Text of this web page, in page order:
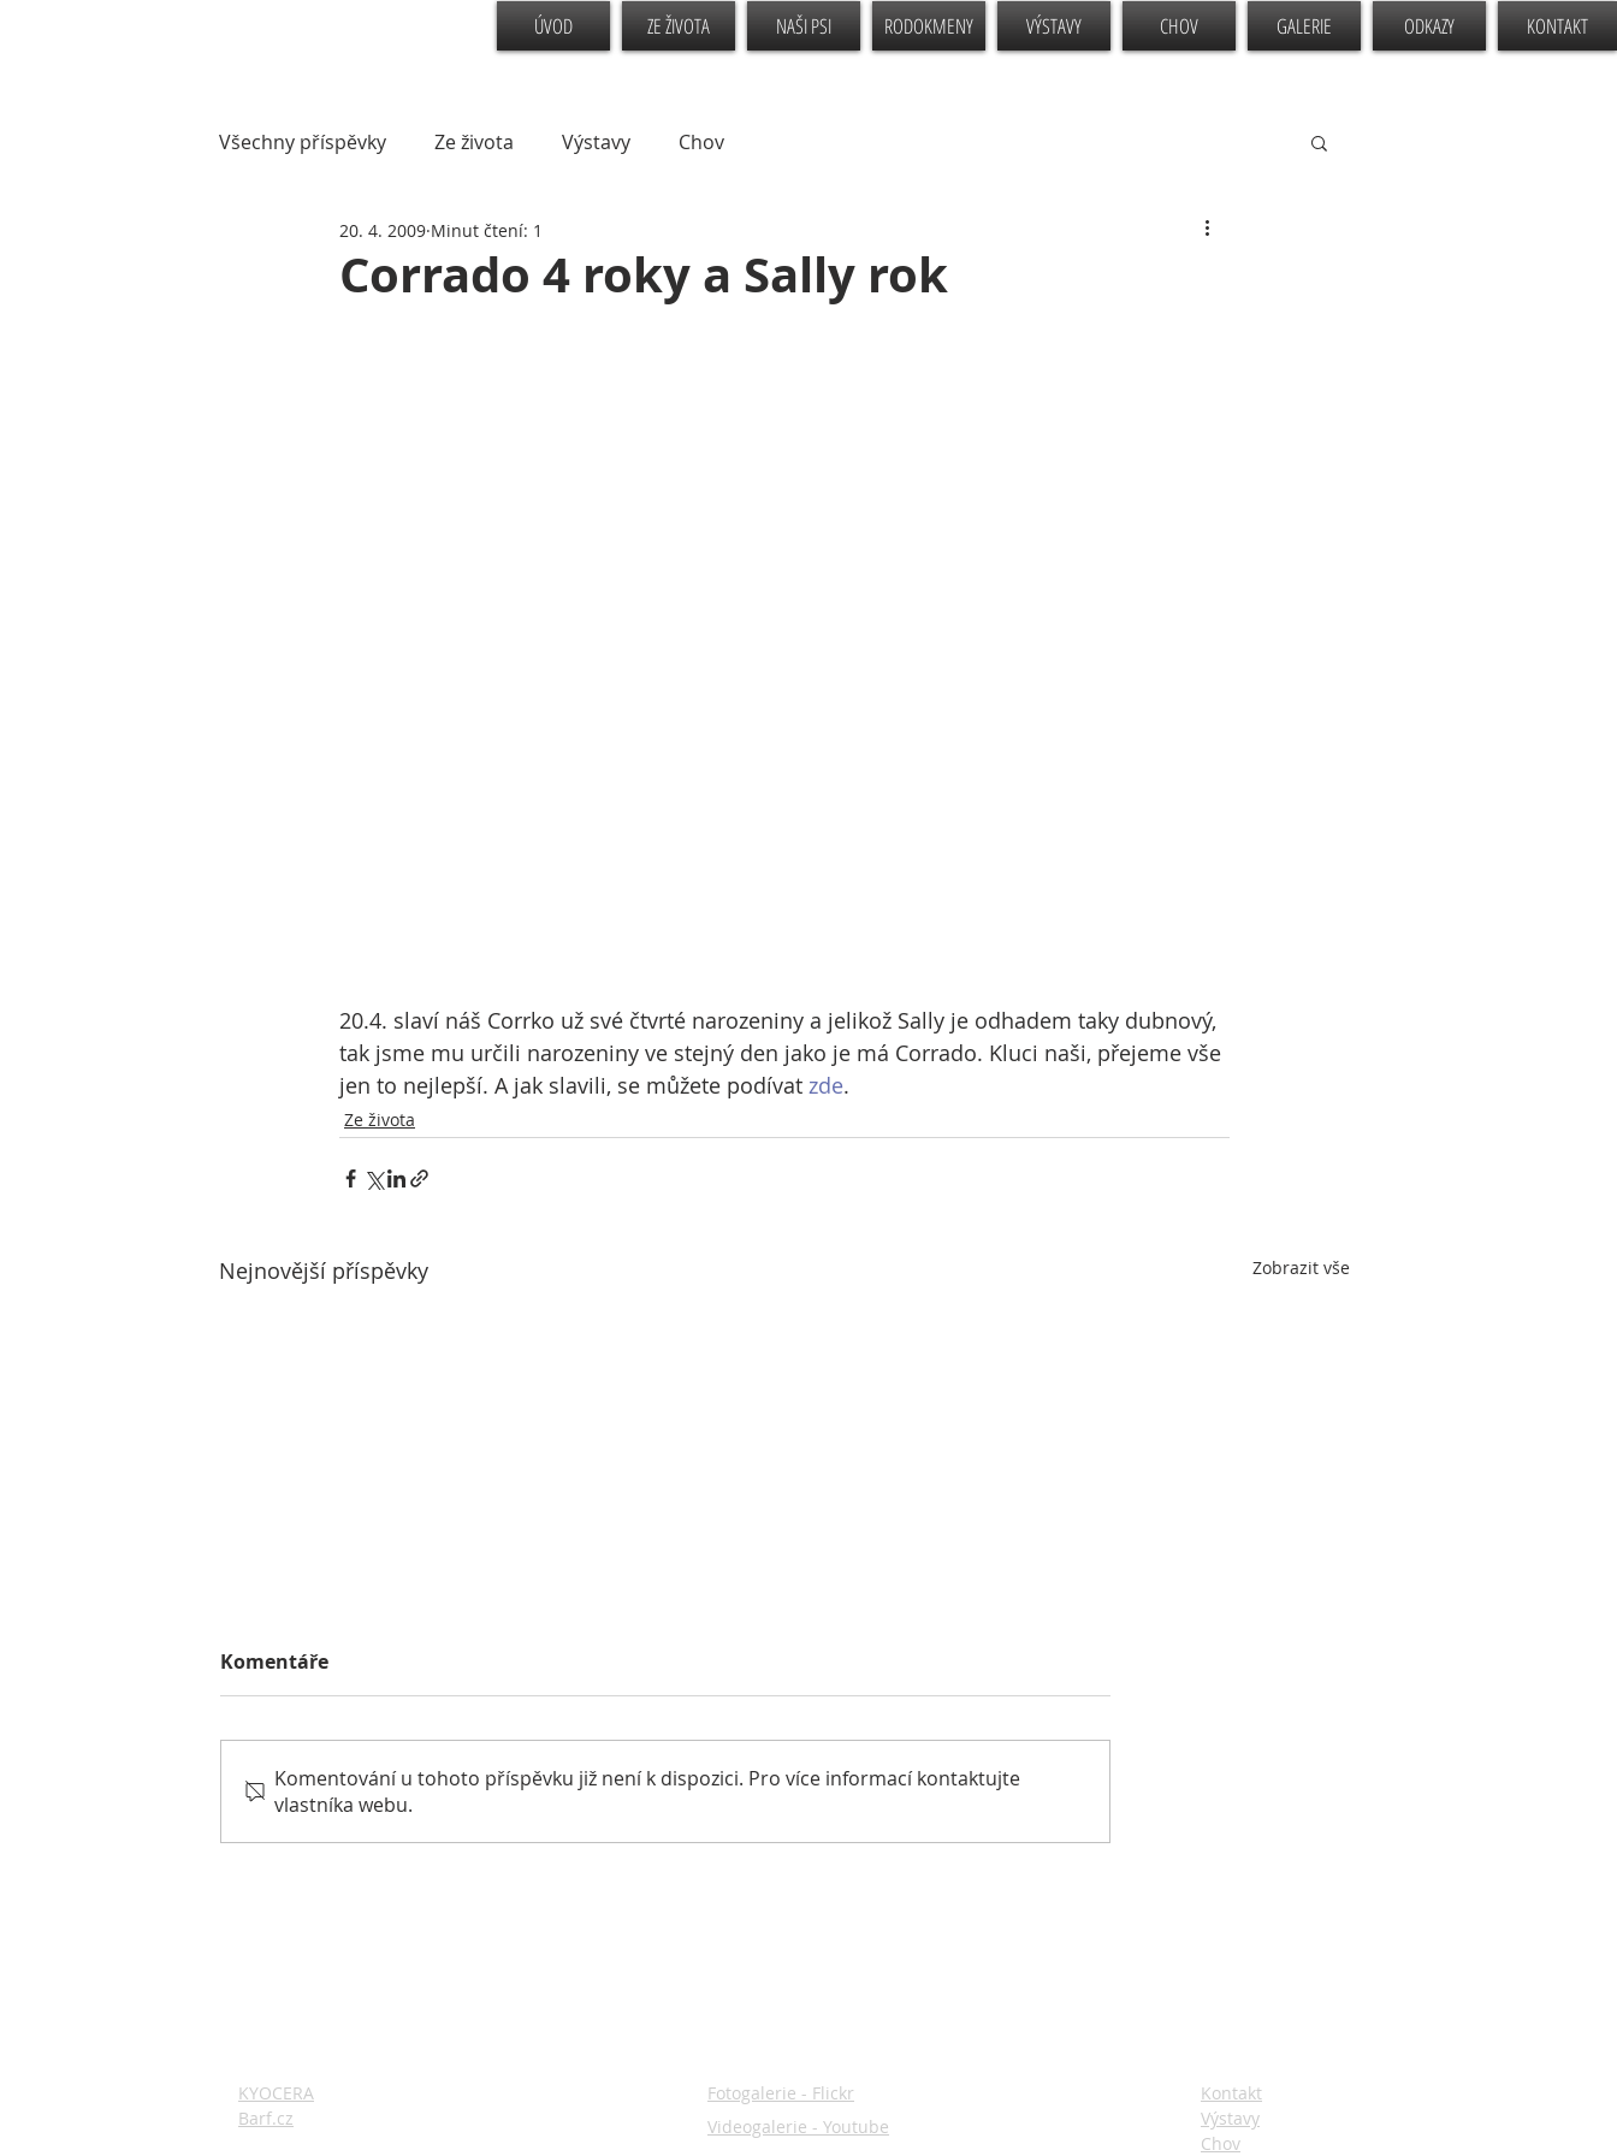
ÚVOD ZE ŽIVOTA NAŠI PSI RODOKMENY VÝSTAVY CHOV GALERIE ODKAZY KONTAKT
Všechny příspěvky Ze života Výstavy Chov
Corrado 4 roky a Sally rok
20. 4. 2009 Minut čtení: 1
20.4. slaví náš Corrko už své čtvrté narozeniny a jelikož Sally je odhadem taky dubnový,
tak jsme mu určili narozeniny ve stejný den jako je má Corrado. Kluci naši, přejeme vše
jen to nejlepší. A jak slavili, se můžete podívat zde.
Ze života
Nejnovější příspěvky Zobrazit vše
Zima a jaro 2021
Komentáře
Komentování u tohoto příspěvku již není k dispozici. Pro více informací kontaktujte
vlastníka webu.
KYOCERA
Barf.cz
Fotogalerie - Flickr
Videogalerie - Youtube
Kontakt
Výstavy
Chov